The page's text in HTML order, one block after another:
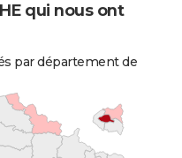
qui nous ont
par département de